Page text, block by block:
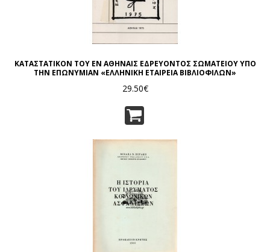
ΚΑΤΑΣΤΑΤΙΚΟΝ ΤΟΥ ΕΝ ΑΘΗΝΑΙΣ ΕΔΡΕΥΟΝΤΟΣ ΣΩΜΑΤΕΙΟΥ ΥΠΟ
ΤΗΝ ΕΠΩΝΥΜΙΑΝ «ΕΛΛΗΝΙΚΗ ΕΤΑΙΡΕΙΑ ΒΙΒΛΙΟΦΙΛΩΝ»
29.50€